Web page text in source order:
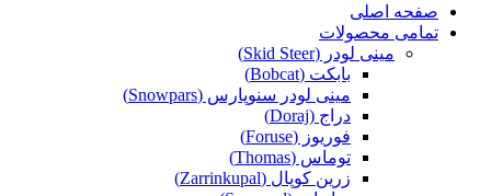
صفحه اصلی
تمامی محصولات
مینی لودر (Skid Steer)
بابکت (Bobcat)
مینی لودر سنوپارس (Snowpars)
دراج (Doraj)
فوریوز (Foruse)
توماس (Thomas)
زرین کوپال (Zarrinkupal)